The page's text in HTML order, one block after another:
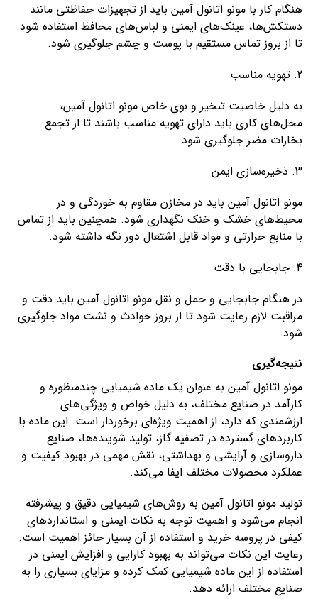
هنگام کار با مونو اتانول آمین باید از تجهیزات حفاظتی مانند
دستکش‌ها، عینک‌های ایمنی و لباس‌های محافظ استفاده شود
تا از بروز تماس مستقیم با پوست و چشم جلوگیری شود.
2. تهویه مناسب
به دلیل خاصیت تبخیر و بوی خاص مونو اتانول آمین،
محل‌های کاری باید دارای تهویه مناسب باشند تا از تجمع
بخارات مضر جلوگیری شود.
3. ذخیره‌سازی ایمن
مونو اتانول آمین باید در مخازن مقاوم به خوردگی و در
محیط‌های خشک و خنک نگهداری شود. همچنین باید از تماس
با منابع حرارتی و مواد قابل اشتعال دور نگه داشته شود.
4. جابجایی با دقت
در هنگام جابجایی و حمل و نقل مونو اتانول آمین باید دقت و
مراقبت لازم رعایت شود تا از بروز حوادث و نشت مواد جلوگیری
شود.
نتیجه‌گیری
مونو اتانول آمین به عنوان یک ماده شیمیایی چندمنظوره و
کارآمد در صنایع مختلف، به دلیل خواص و ویژگی‌های
ارزشمندی که دارد، از اهمیت ویژه‌ای برخوردار است. این ماده با
کاربردهای گسترده در تصفیه گاز، تولید شوینده‌ها، صنایع
داروسازی و آرایشی و بهداشتی، نقش مهمی در بهبود کیفیت و
عملکرد محصولات مختلف ایفا می‌کند.
تولید مونو اتانول آمین به روش‌های شیمیایی دقیق و پیشرفته
انجام می‌شود و اهمیت توجه به نکات ایمنی و استانداردهای
کیفی در پروسه خرید و استفاده از آن بسیار حائز اهمیت است.
رعایت این نکات می‌تواند به بهبود کارایی و افزایش ایمنی در
استفاده از این ماده شیمیایی کمک کرده و مزایای بسیاری را به
صنایع مختلف ارائه دهد.